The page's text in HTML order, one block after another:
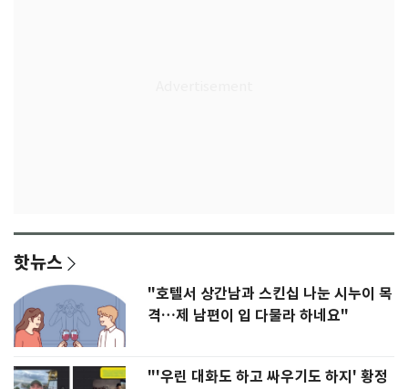
핫뉴스
"호텔서 상간남과 스킨십 나눈 시누이 목
격…제 남편이 입 다물라 하네요"
"'우린 대화도 하고 싸우기도 하지' 황정